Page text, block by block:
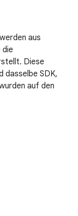
aus
die
Diese
dasselbe SDK,
auf den